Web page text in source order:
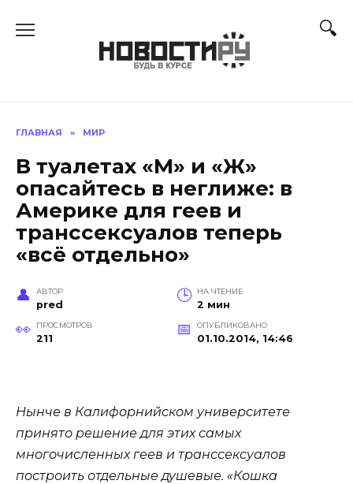
ГЛАВНАЯ » МИР
В туалетах «М» и «Ж»
опасайтесь в неглиже: в
Америке для геев и
транссексуалов теперь
«всё отдельно»
АВТОР
pred
НА ЧТЕНИЕ
2 мин
ПРОСМОТРОВ
211
ОПУБЛИКОВАНО
01.10.2014, 14:46
Нынче в Калифорнийском университете
принято решение для этих самых
многочисленных геев и транссексуалов
построить отдельные душевые. «Кошка